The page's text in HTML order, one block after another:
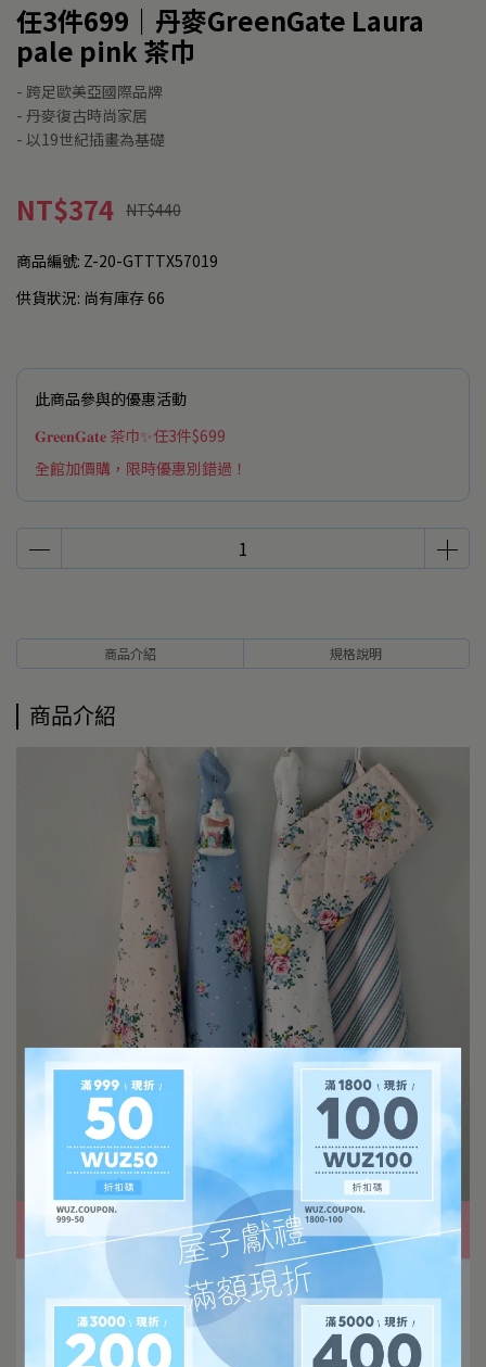
任3件699｜丹麥GreenGate Laura
pale pink 茶巾
- 跨足歐美亞國際品牌
- 丹麥復古時尚家居
- 以19世紀插畫為基礎
NT$374 NT$440
商品編號: Z-20-GTTTX57019
供貨狀況: 尚有庫存 66
此商品參與的優惠活動
𝐆𝐫𝐞𝐞𝐧𝐆𝐚𝐭𝐞 茶巾✨任3件$699
全館加價購，限時優惠別錯過！
商品介紹 規格說明
商品介紹